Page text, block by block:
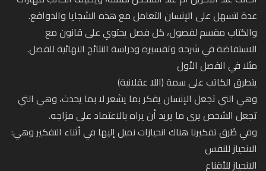
عدة لتسهل على الإنسان التعامل مع هذه الشجايا والدوافع.
والكتاب مقسم لفصول، كل فصل يحتوي على قانون مع
الاستفاضة في شرحه وتفسيره ودراسة النتائج النهائية للفصل.
مثلا في الفصل الأول
يتطرق الكاتب على سمة (اللا عقلانية)
وهي التي تجعل الإنسان يفكر بما يشعر لا بما يحدث، وهي التي
تجعل الشخص يرى ما يريد أن يراه بالاعتماد على مزاجه.
وفي طُرق تفكيرنا هناك انحيازات نميل إليها في أثناء التفكير وهي:
الانحياز للنفس
الانحياز للأقناع